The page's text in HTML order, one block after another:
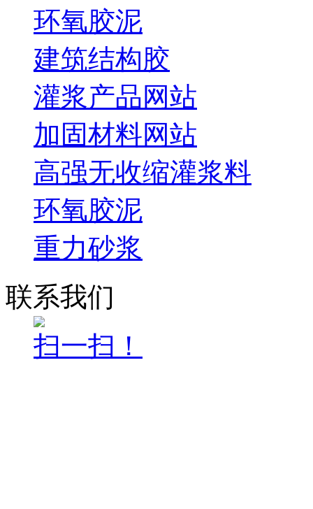
环氧胶泥
建筑结构胶
灌浆产品网站
加固材料网站
高强无收缩灌浆料
环氧胶泥
重力砂浆
联系我们
扫一扫！